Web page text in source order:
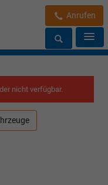
Anrufen
nicht verfügbar.